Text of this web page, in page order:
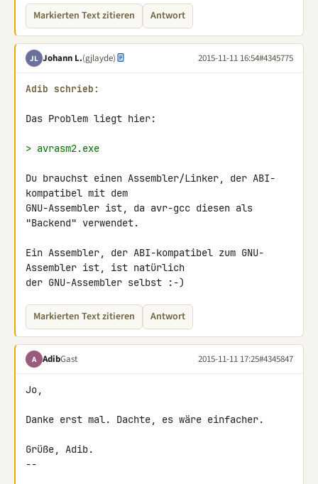
Markierten Text zitieren Antwort
JL Johann L.(gjlayde) 2015-11-11 16:54#4345775
Adib schrieb:
Das Problem liegt hier:
> avrasm2.exe
Du brauchst einen Assembler/Linker, der ABI-
kompatibel mit dem
GNU-Assembler ist, da avr-gcc diesen als
"Backend" verwendet.
Ein Assembler, der ABI-kompatibel zum GNU-
Assembler ist, ist natürlich
der GNU-Assembler selbst :-)
Markierten Text zitieren Antwort
A AdibGast 2015-11-11 17:25#4345847
Jo,
Danke erst mal. Dachte, es wäre einfacher.
Grüße, Adib.
--